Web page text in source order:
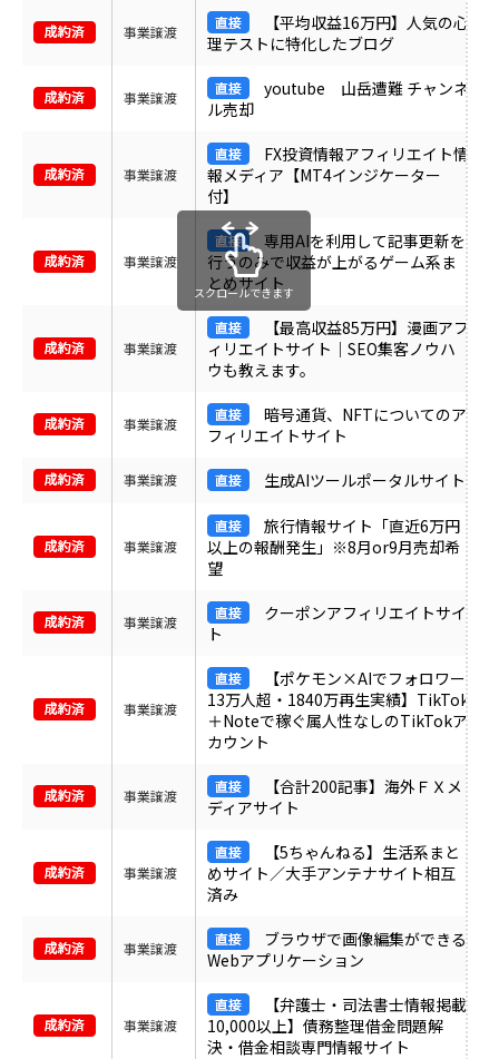
事業譲渡
【平均収益16万円】人気の心
理テストに特化したブログ
事業譲渡
youtube 山岳遭難 チャンネ
ル売却
事業譲渡
FX投資情報アフィリエイト情
報メディア【MT4インジケーター
付】
事業譲渡
専用AIを利用して記事更新を
行うのみで収益が上がるゲーム系ま
とめサイト
事業譲渡
【最高収益85万円】漫画アフ
ィリエイトサイト｜SEO集客ノウハ
ウも教えます。
事業譲渡
暗号通貨、NFTについてのア
フィリエイトサイト
事業譲渡 生成AIツールポータルサイト
事業譲渡
旅行情報サイト「直近6万円
以上の報酬発生」※8月or9月売却希
望
事業譲渡
クーポンアフィリエイトサイ
ト
事業譲渡
【ポケモン×AIでフォロワー
13万人超・1840万再生実績】TikTok
＋Noteで稼ぐ属人性なしのTikTokア
カウント
事業譲渡
【合計200記事】海外ＦＸメ
ディアサイト
事業譲渡
【5ちゃんねる】生活系まと
めサイト／大手アンテナサイト相互
済み
事業譲渡
ブラウザで画像編集ができる
Webアプリケーション
事業譲渡
【弁護士・司法書士情報掲載
10,000以上】債務整理借金問題解
決・借金相談専門情報サイト
スクロールできます